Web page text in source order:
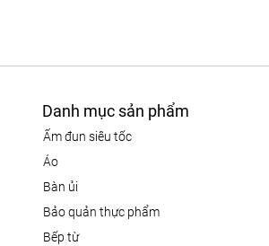
Danh mục sản phẩm
ấm đun siêu tốc
áo
bàn ủi
bảo quản thực phẩm
bếp từ